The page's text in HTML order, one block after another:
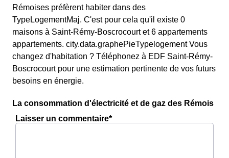
Rémoises préfèrent habiter dans des
TypeLogementMaj. C'est pour cela qu'il existe 0
maisons à Saint-Rémy-Boscrocourt et 6 appartements
appartements. city.data.graphePieTypelogement Vous
changez d'habitation ? Téléphonez à EDF Saint-Rémy-
Boscrocourt pour une estimation pertinente de vos futurs
besoins en énergie.
La consommation d'électricité et de gaz des Rémois
Laisser un commentaire*